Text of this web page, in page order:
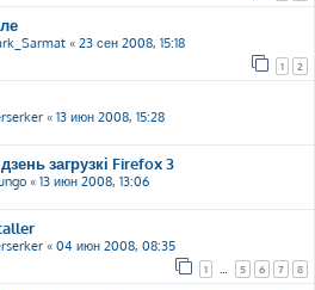
« 23 сен 2008, 15:18
1 2
« 13 июн 2008, 15:28
загрузкі Firefox 3
« 13 июн 2008, 13:06
« 04 июн 2008, 08:35
1 5 6 7 8